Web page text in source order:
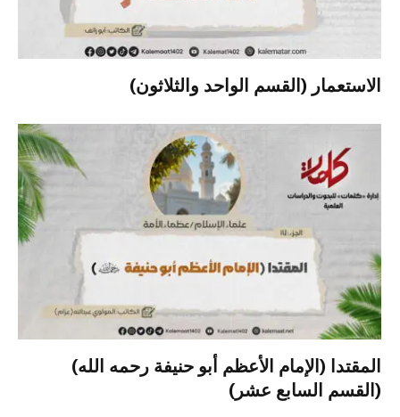
الاستعمار (القسم الواحد والثلاثون)
المقتدا (الإمام الأعظم أبو حنيفة رحمه الله)
(القسم السابع عشر)